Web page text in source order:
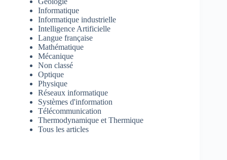
Informatique
Informatique industrielle
Intelligence Artificielle
Langue française
Mathématique
Mécanique
Non classé
Optique
Physique
Réseaux informatique
Systèmes d'information
Télécommunication
Thermodynamique et Thermique
Tous les articles